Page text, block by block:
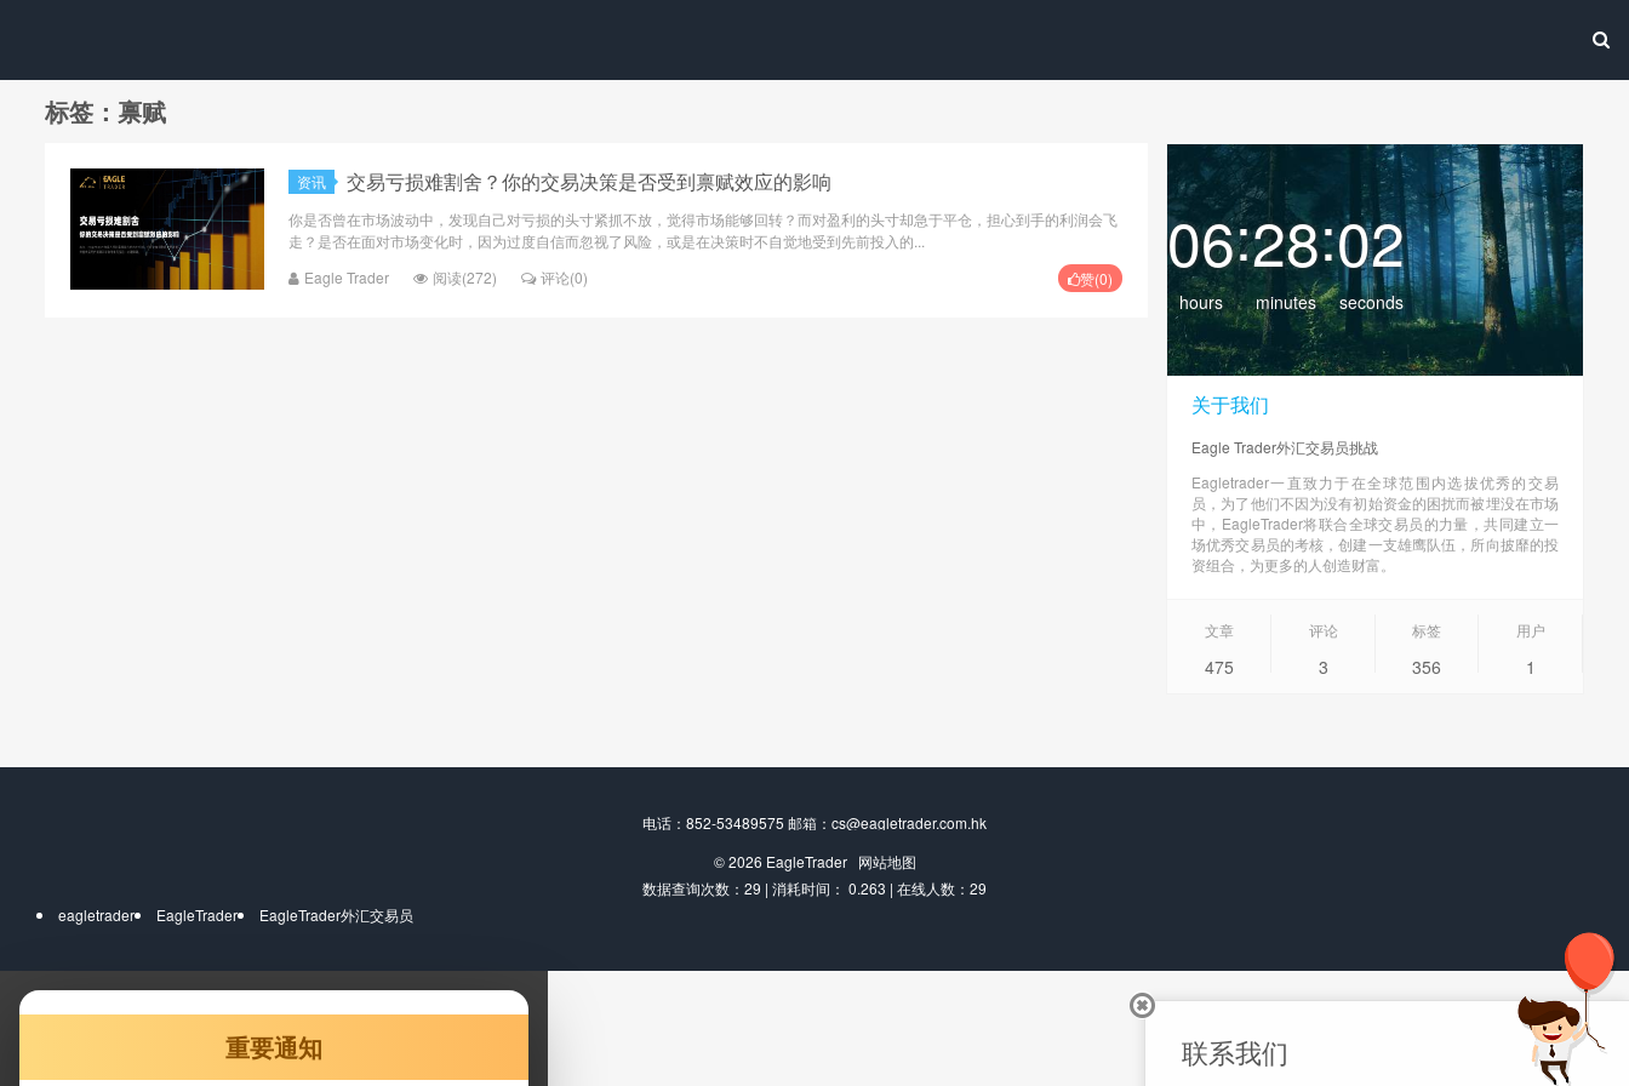
标签：禀赋
资讯 交易亏损难割舍？你的交易决策是否受到禀赋效应的影响
你是否曾在市场波动中，发现自己对亏损的头寸紧抓不放，觉得市场能够回转？而对盈利的头寸却急于平仓，担心到手的利润会飞
走？是否在面对市场变化时，因为过度自信而忽视了风险，或是在决策时不自觉地受到先前投入的...
Eagle Trader
阅读(272) 评论(0) 赞(0) 06
hours
:28
minutes
:02
seconds
关于我们
Eagle Trader外汇交易员挑战
Eagletrader一直致力于在全球范围内选拔优秀的交易
员，为了他们不因为没有初始资金的困扰而被埋没在市场
中，EagleTrader将联合全球交易员的力量，共同建立一
场优秀交易员的考核，创建一支雄鹰队伍，所向披靡的投
资组合，为更多的人创造财富。
文章
475
评论
3
标签
356
用户
1
电话：852-53489575 邮箱：cs@eagletrader.com.hk
© 2026 EagleTrader
网站地图
数据查询次数：29 | 消耗时间： 0.263 | 在线人数：29
eagletrader
EagleTrader EagleTrader外汇交易员
联系我们
重要通知